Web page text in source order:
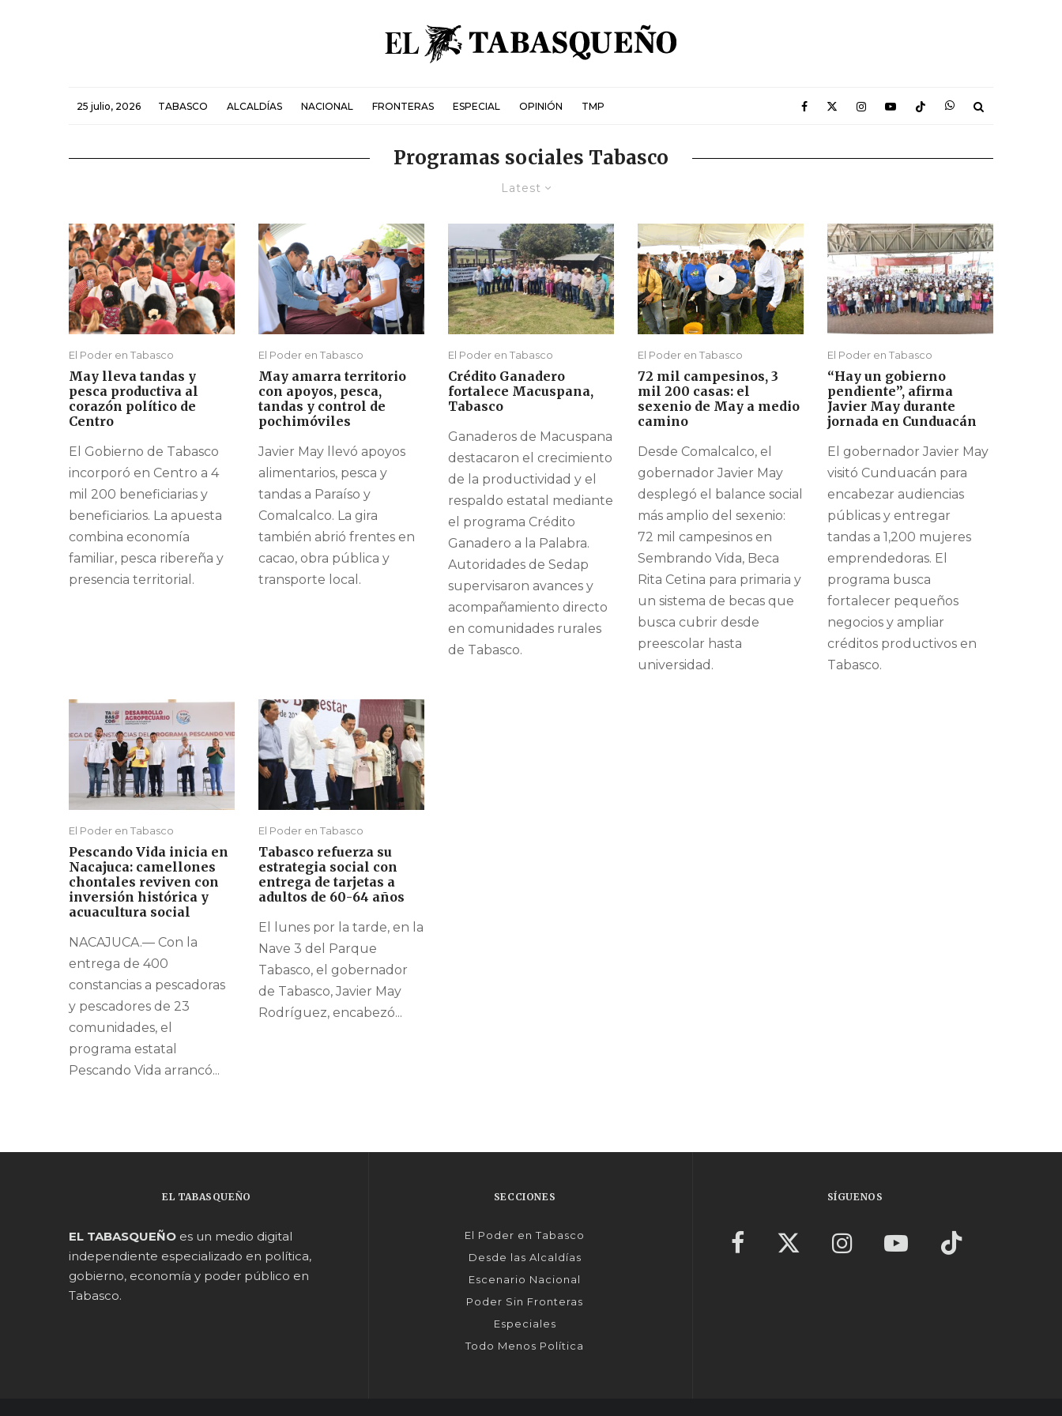
25 julio, 2026 TABASCO ALCALDÍAS NACIONAL FRONTERAS ESPECIAL OPINIÓN TMP
Programas sociales Tabasco
Latest
El Poder en Tabasco
May lleva tandas y
pesca productiva al
corazón político de
Centro
El Gobierno de Tabasco
incorporó en Centro a 4
mil 200 beneficiarias y
beneficiarios. La apuesta
combina economía
familiar, pesca ribereña y
presencia territorial.
El Poder en Tabasco
May amarra territorio
con apoyos, pesca,
tandas y control de
pochimóviles
Javier May llevó apoyos
alimentarios, pesca y
tandas a Paraíso y
Comalcalco. La gira
también abrió frentes en
cacao, obra pública y
transporte local.
El Poder en Tabasco
Crédito Ganadero
fortalece Macuspana,
Tabasco
Ganaderos de Macuspana
destacaron el crecimiento
de la productividad y el
respaldo estatal mediante
el programa Crédito
Ganadero a la Palabra.
Autoridades de Sedap
supervisaron avances y
acompañamiento directo
en comunidades rurales
de Tabasco.
El Poder en Tabasco
72 mil campesinos, 3
mil 200 casas: el
sexenio de May a medio
camino
Desde Comalcalco, el
gobernador Javier May
desplegó el balance social
más amplio del sexenio:
72 mil campesinos en
Sembrando Vida, Beca
Rita Cetina para primaria y
un sistema de becas que
busca cubrir desde
preescolar hasta
universidad.
El Poder en Tabasco
“Hay un gobierno
pendiente”, afirma
Javier May durante
jornada en Cunduacán
El gobernador Javier May
visitó Cunduacán para
encabezar audiencias
públicas y entregar
tandas a 1,200 mujeres
emprendedoras. El
programa busca
fortalecer pequeños
negocios y ampliar
créditos productivos en
Tabasco.
El Poder en Tabasco
Pescando Vida inicia en
Nacajuca: camellones
chontales reviven con
inversión histórica y
acuacultura social
NACAJUCA.— Con la
entrega de 400
constancias a pescadoras
y pescadores de 23
comunidades, el
programa estatal
Pescando Vida arrancó...
El Poder en Tabasco
Tabasco refuerza su
estrategia social con
entrega de tarjetas a
adultos de 60-64 años
El lunes por la tarde, en la
Nave 3 del Parque
Tabasco, el gobernador
de Tabasco, Javier May
Rodríguez, encabezó...
EL TABASQUEÑO
EL TABASQUEÑO es un medio digital
independiente especializado en política,
gobierno, economía y poder público en
Tabasco.
SECCIONES
El Poder en Tabasco
Desde las Alcaldías
Escenario Nacional
Poder Sin Fronteras
Especiales
Todo Menos Política
SÍGUENOS